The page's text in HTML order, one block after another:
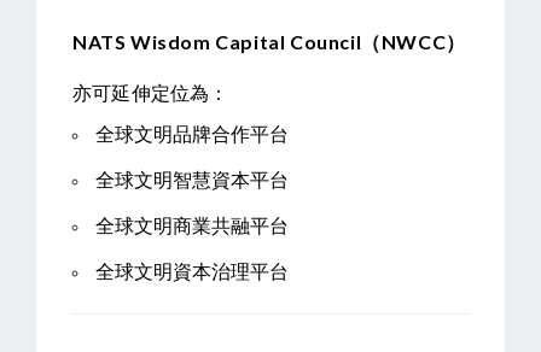
NATS Wisdom Capital Council（NWCC）
亦可延伸定位為：
全球文明品牌合作平台
全球文明智慧資本平台
全球文明商業共融平台
全球文明資本治理平台